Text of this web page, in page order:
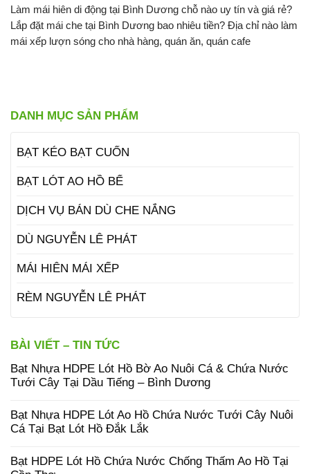
DANH MỤC SẢN PHẨM
BẠT KÉO BẠT CUỐN
BẠT LÓT AO HỒ BỂ
DỊCH VỤ BÁN DÙ CHE NẮNG
DÙ NGUYỄN LÊ PHÁT
MÁI HIÊN MÁI XẾP
RÈM NGUYỄN LÊ PHÁT
BÀI VIẾT – TIN TỨC
Bạt Nhựa HDPE Lót Hồ Bờ Ao Nuôi Cá & Chứa Nước
Tưới Cây Tại Dầu Tiếng – Bình Dương
Bạt Nhựa HDPE Lót Ao Hồ Chứa Nước Tưới Cây Nuôi
Cá Tại Bạt Lót Hồ Đắk Lắk
Bạt HDPE Lót Hồ Chứa Nước Chống Thấm Ao Hồ Tại
Làm mái hiên di động tại Bình Dương chỗ nào uy tín và giá rẻ?
Lắp đặt mái che tại Bình Dương bao nhiêu tiền? Địa chỉ nào làm
mái xếp lượn sóng cho nhà hàng, quán ăn, quán cafe